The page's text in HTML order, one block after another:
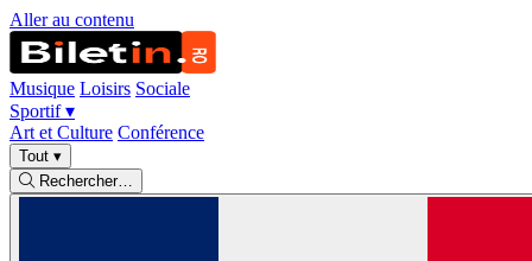
Aller au contenu
Musique Loisirs Sociale
Sportif▾
Art et Culture Conférence
Tout ▾
Rechercher…